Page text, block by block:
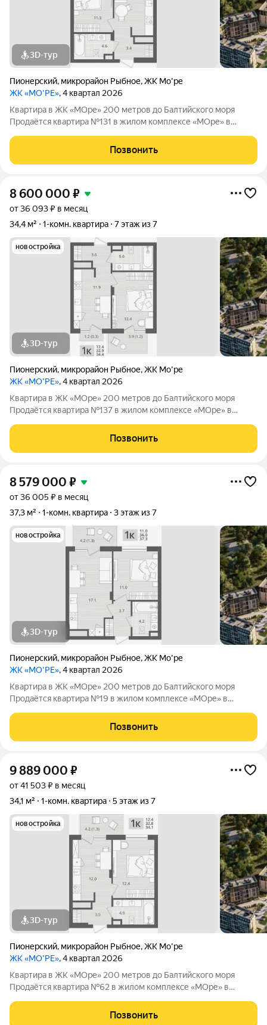
3D-тур
Пионерский, микрорайон Рыбное,ЖК Мо'ре
ЖК «МО’РЕ», 4 квартал 2026
Квартира в ЖК «МОре» 200 метров до Балтийского моря
Продаётся квартира №131 в жилом комплексе «МОре» в
Позвонить
8 600 000 ₽
от 36 093 ₽ в месяц
34,4 м²
1-комн. квартира 7 этаж из 7
новостройка
3D-тур
Пионерский, микрорайон Рыбное,ЖК Мо'ре
ЖК «МО’РЕ», 4 квартал 2026
Квартира в ЖК «МОре» 200 метров до Балтийского моря
Продаётся квартира №137 в жилом комплексе «МОре» в
Позвонить
8 579 000 ₽
от 36 005 ₽ в месяц
37,3 м²
1-комн. квартира 3 этаж из 7
новостройка
3D-тур
Пионерский, микрорайон Рыбное,ЖК Мо'ре
ЖК «МО’РЕ», 4 квартал 2026
Квартира в ЖК «МОре» 200 метров до Балтийского моря
Продаётся квартира №19 в жилом комплексе «МОре» в
Позвонить
9 889 000 ₽
от 41 503 ₽ в месяц
34,1 м²
1-комн. квартира 5 этаж из 7
новостройка
3D-тур
Пионерский, микрорайон Рыбное,ЖК Мо'ре
ЖК «МО’РЕ», 4 квартал 2026
Квартира в ЖК «МОре» 200 метров до Балтийского моря
Продаётся квартира №62 в жилом комплексе «МОре» в
Позвонить